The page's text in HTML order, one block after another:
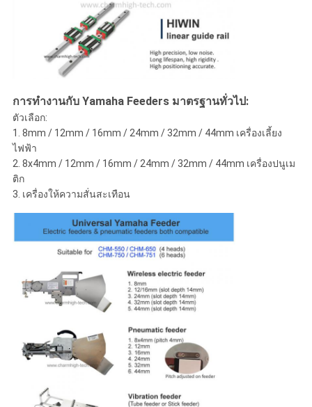
การทํางานกับ Yamaha Feeders มาตรฐานทั่วไป:
ตัวเลือก:
1. 8mm / 12mm / 16mm / 24mm / 32mm / 44mm เครื่องเลี้ยง
ไฟฟ้า
2. 8x4mm / 12mm / 16mm / 24mm / 32mm / 44mm เครื่องปนูเม
ติก
3. เครื่องให้ความสั่นสะเทือน